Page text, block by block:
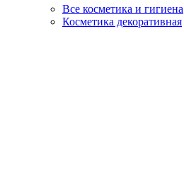
Все косметика и гигиена
Косметика декоративная